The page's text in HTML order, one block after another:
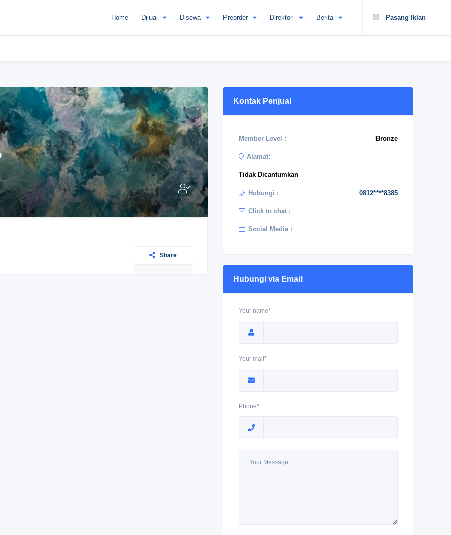
Pasang Iklan
Home Dijual Disewa Preorder Direktori Berita
Share
Kontak Penjual
Member Level : Bronze
Alamat:
Tidak Dicantumkan
Hubungi : 0812****8385
Click to chat :
Social Media :
Hubungi via Email
Your name*
Your mail*
Phone*